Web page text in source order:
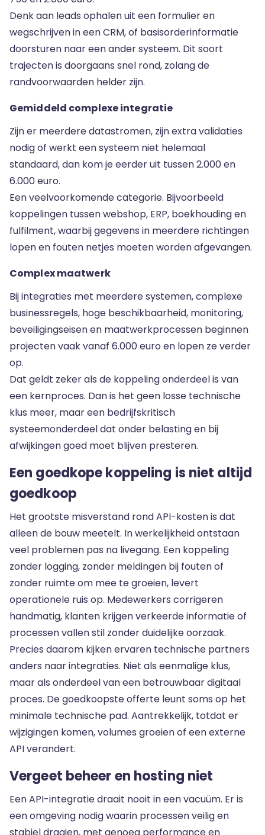
Denk aan leads ophalen uit een formulier en
wegschrijven in een CRM, of basisorderinformatie
doorsturen naar een ander systeem. Dit soort
trajecten is doorgaans snel rond, zolang de
randvoorwaarden helder zijn.
Gemiddeld complexe integratie
Zijn er meerdere datastromen, zijn extra validaties
nodig of werkt een systeem niet helemaal
standaard, dan kom je eerder uit tussen 2.000 en
6.000 euro.
Een veelvoorkomende categorie. Bijvoorbeeld
koppelingen tussen webshop, ERP, boekhouding en
fulfilment, waarbij gegevens in meerdere richtingen
lopen en fouten netjes moeten worden afgevangen.
Complex maatwerk
Bij integraties met meerdere systemen, complexe
businessregels, hoge beschikbaarheid, monitoring,
beveiligingseisen en maatwerkprocessen beginnen
projecten vaak vanaf 6.000 euro en lopen ze verder
op.
Dat geldt zeker als de koppeling onderdeel is van
een kernproces. Dan is het geen losse technische
klus meer, maar een bedrijfskritisch
systeemonderdeel dat onder belasting en bij
afwijkingen goed moet blijven presteren.
Een goedkope koppeling is niet altijd
goedkoop
Het grootste misverstand rond API-kosten is dat
alleen de bouw meetelt. In werkelijkheid ontstaan
veel problemen pas na livegang. Een koppeling
zonder logging, zonder meldingen bij fouten of
zonder ruimte om mee te groeien, levert
operationele ruis op. Medewerkers corrigeren
handmatig, klanten krijgen verkeerde informatie of
processen vallen stil zonder duidelijke oorzaak.
Precies daarom kijken ervaren technische partners
anders naar integraties. Niet als eenmalige klus,
maar als onderdeel van een betrouwbaar digitaal
proces. De goedkoopste offerte leunt soms op het
minimale technische pad. Aantrekkelijk, totdat er
wijzigingen komen, volumes groeien of een externe
API verandert.
Vergeet beheer en hosting niet
Een API-integratie draait nooit in een vacuüm. Er is
een omgeving nodig waarin processen veilig en